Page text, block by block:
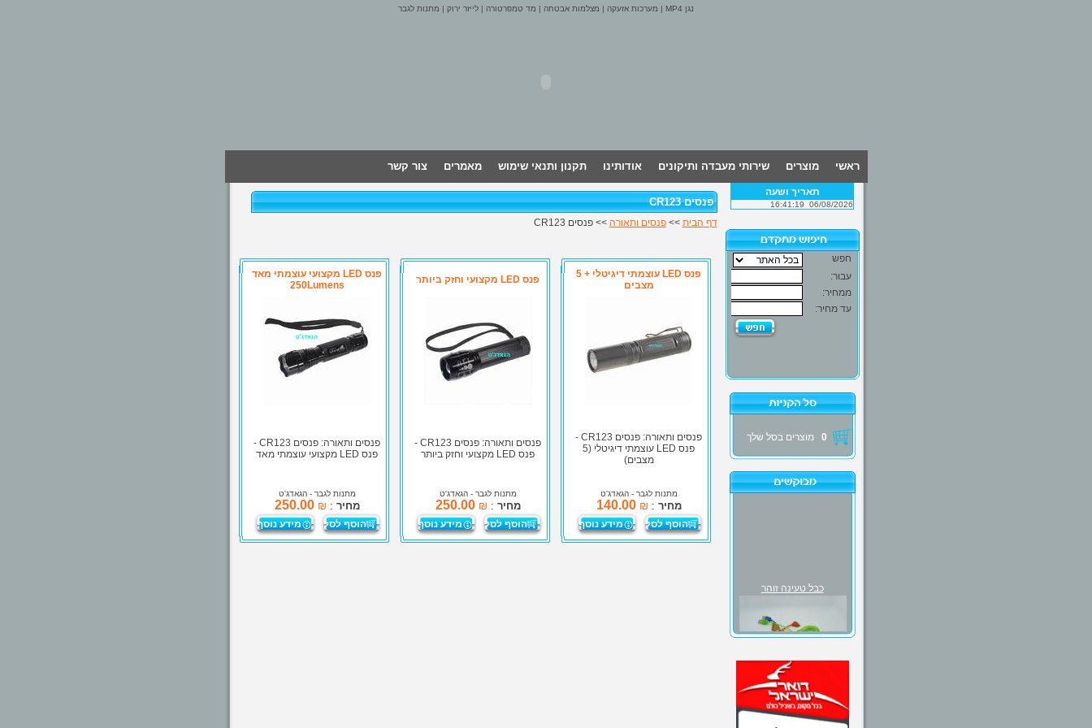
נגן MP4 | מערכות אזעקה | מצלמות אבטחה | מד טמפרטורה | לייזר ירוק | מתנות לגבר
ראשי מוצרים שירותי מעבדה ותיקונים אודותינו תקנון ותנאי שימוש מאמרים צור קשר
תאריך ושעה
06/08/2026
16:41:19
0 מוצרים בסל שלך
כבל טעינה זוהר
₪30.00
פנסים CR123
דף הבית >>פנסים ותאורה >> פנסים CR123
פנס LED עוצמתי דיגיטלי + 5
מצבים
פנסים ותאורה: פנסים CR123 -
פנס LED עוצמתי דיגיטלי (5
מצבים)
מתנות לגבר - הגאדג'ט
מחיר :
₪
140.00
הוסף לסל מידע נוסף
פנס LED מקצועי וחזק ביותר
פנסים ותאורה: פנסים CR123 -
פנס LED מקצועי וחזק ביותר
מתנות לגבר - הגאדג'ט
מחיר :
₪
250.00
הוסף לסל מידע נוסף
פנס LED מקצועי עוצמתי מאד
250Lumens
פנסים ותאורה: פנסים CR123 -
פנס LED מקצועי עוצמתי מאד
מתנות לגבר - הגאדג'ט
מחיר :
₪
250.00
הוסף לסל מידע נוסף